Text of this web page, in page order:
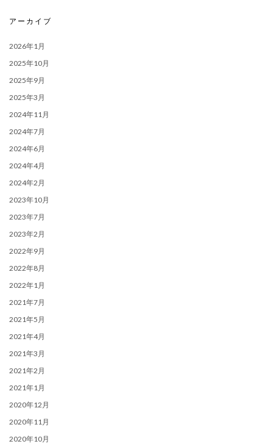
アーカイブ
2026年1月
2025年10月
2025年9月
2025年3月
2024年11月
2024年7月
2024年6月
2024年4月
2024年2月
2023年10月
2023年7月
2023年2月
2022年9月
2022年8月
2022年1月
2021年7月
2021年5月
2021年4月
2021年3月
2021年2月
2021年1月
2020年12月
2020年11月
2020年10月